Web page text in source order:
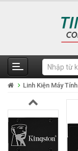
Linh Kiện Máy Tính